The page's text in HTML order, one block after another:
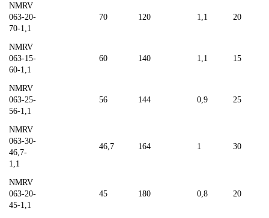
NMRV
063-20-
70-1,1
70 120 1,1 20
NMRV
063-15-
60-1,1
60 140 1,1 15
NMRV
063-25-
56-1,1
56 144 0,9 25
NMRV
063-30-
46,7-
1,1
46,7 164 1 30
NMRV
063-20-
45-1,1
45 180 0,8 20